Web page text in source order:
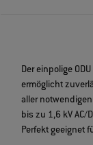
Der einpolige
ermöglicht
aller
bis zu 1,6 kV AC/
Perfekt geeignet